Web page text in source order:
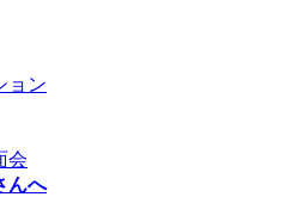
ョン
会
んへ